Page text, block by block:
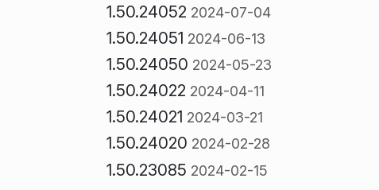
1.50.24052 2024-07-04
1.50.24051 2024-06-13
1.50.24050 2024-05-23
1.50.24022 2024-04-11
1.50.24021 2024-03-21
1.50.24020 2024-02-28
1.50.23085 2024-02-15